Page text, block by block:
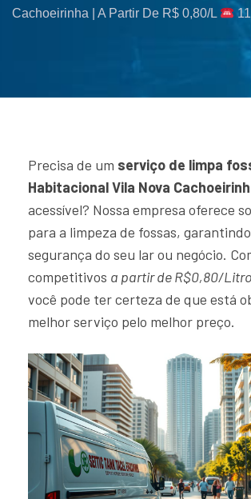
Cachoeirinha | A Partir De R$ 0,80/L
Precisa de um serviço de limpa
Habitacional Vila Nova
acessível? Nossa empresa oferece
para a limpeza de fossas,
segurança do seu lar ou negócio.
competitivos a partir de R$0,80/
você pode ter certeza de que está
melhor serviço pelo melhor preço.